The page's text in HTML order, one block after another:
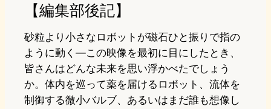
【編集部後記】
砂粒より小さなロボットが磁石ひと振りで指の
ように動く—この映像を最初に目にしたとき、
皆さんはどんな未来を思い浮かべたでしょう
か。体内を巡って薬を届けるロボット、流体を
制御する微小バルブ、あるいはまだ誰も想像し